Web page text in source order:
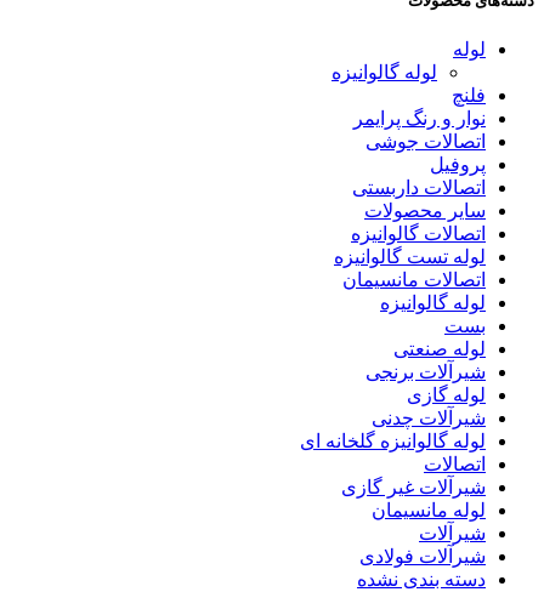
لوله
لوله گالوانیزه
فلنچ
نوار و رنگ پرایمر
اتصالات جوشی
پروفیل
اتصالات داربستی
سایر محصولات
اتصالات گالوانیزه
لوله تست گالوانیزه
اتصالات مانسیمان
لوله گالوانیزه
بست
لوله صنعتی
شیرآلات برنجی
لوله گازی
شیرآلات چدنی
لوله گالوانیزه گلخانه ای
اتصالات
شیرآلات غیر گازی
لوله مانسیمان
شیرآلات
شیرآلات فولادی
دسته بندی نشده